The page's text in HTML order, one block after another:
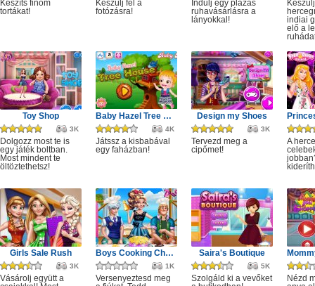
Készíts finom
tortákat!
Készülj fel a
fotózásra!
Indulj egy plázás
ruhavásárlásra a
lányokkal!
indiai
elő a
Toy Shop
3K
Dolgozz most te is
egy játék boltban.
Most mindent te
öltöztethetsz!
Baby Hazel Tree House
4K
Játssz a kisbabával
egy faházban!
Design my Shoes
3K
Tervezd meg a
cipőmet!
A
Girls Sale Rush
3K
Vásárolj együtt a
Boys Cooking Challenge
1K
Versenyeztesd meg
Saira's Boutique
5K
Szolgáld ki a vevőket
Nézd